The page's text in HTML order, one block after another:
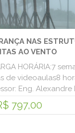
NAS
AO VENTO
HORÁRIA:7
de videoaulas8
Eng. Alexandre
797,00